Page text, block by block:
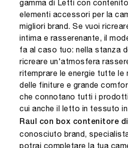
gamma di Letti con
elementi accessori per la
migliori brand. Se vuoi
intima e rasserenante, il
fa al caso tuo: nella stanza
ricreare un'atmosfera
ritemprare le energie tutte
delle finiture e grande
che connotano tutti i
cui anche il letto in tessuto
Raul con box contenitore
conosciuto brand,
potrai completare la tua